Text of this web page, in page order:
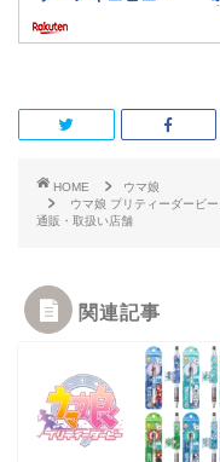
HOME
ウマ娘
ウマ娘 プリティーダービ
通販・取扱い店舗
関連記事